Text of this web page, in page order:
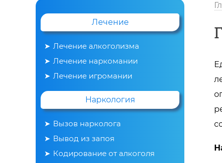
Лечение
Лечение алкоголизма
Лечение наркомании
Лечение игромании
Наркология
Вызов нарколога
Вывод из запоя
Кодирование от алкоголя